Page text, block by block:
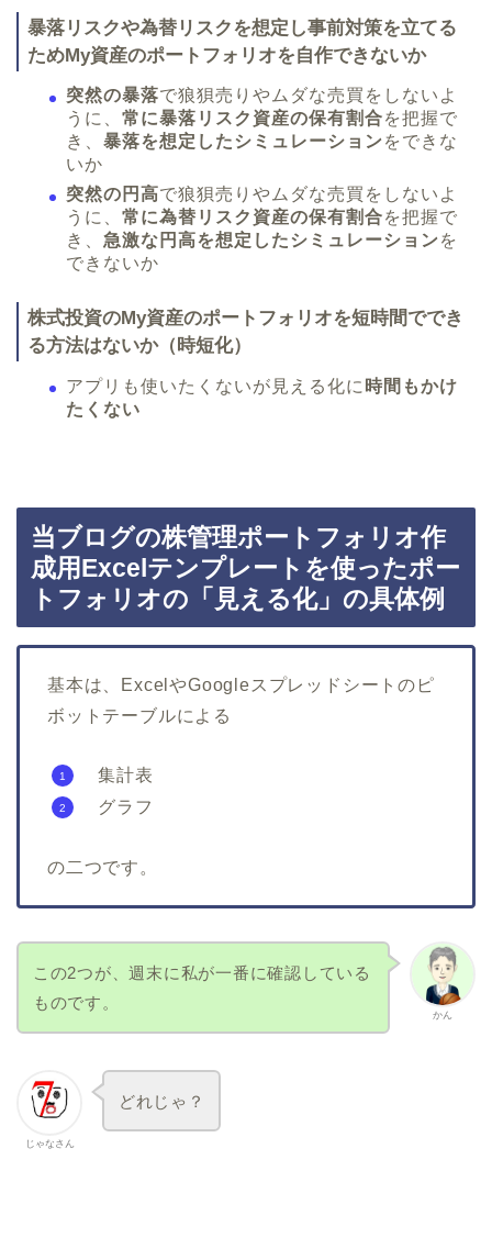
暴落リスクや為替リスクを想定し事前対策を立てる
ためMy資産のポートフォリオを自作できないか
突然の暴落で狼狽売りやムダな売買をしないよ
うに、 常に暴落リスク資産の保有割合を把握で
き、 暴落を想定したシミュレーションをできな
いか
突然の円高で狼狽売りやムダな売買をしないよ
うに、 常に為替リスク資産の保有割合を把握で
き、 急激な円高を想定したシミュレーションを
できないか
株式投資のMy資産のポートフォリオを短時間ででき
る方法はないか（時短化）
アプリも使いたくないが見える化に 時間もかけ
たくない
当ブログの株管理ポートフォリオ作
成用Excelテンプレートを使ったポー
トフォリオの「見える化」の具体例
基本は、ExcelやGoogleスプレッドシートのピ
ボットテーブルによる
集計表
グラフ
の二つです。
かん
この2つが、週末に私が一番に確認している
ものです。
じゃなさん
どれじゃ？